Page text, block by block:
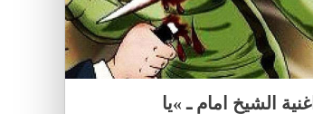
VIDEO اغنية الشيخ امام ـ »يا